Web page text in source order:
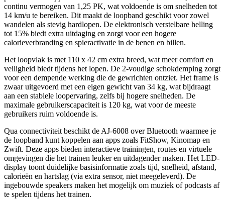
continu vermogen van 1,25 PK, wat voldoende is om snelheden tot
14 km/u te bereiken. Dit maakt de loopband geschikt voor zowel
wandelen als stevig hardlopen. De elektronisch verstelbare helling
tot 15% biedt extra uitdaging en zorgt voor een hogere
calorieverbranding en spieractivatie in de benen en billen.
Het loopvlak is met 110 x 42 cm extra breed, wat meer comfort en
veiligheid biedt tijdens het lopen. De 2-voudige schokdemping zorgt
voor een dempende werking die de gewrichten ontziet. Het frame is
zwaar uitgevoerd met een eigen gewicht van 34 kg, wat bijdraagt
aan een stabiele loopervaring, zelfs bij hogere snelheden. De
maximale gebruikerscapaciteit is 120 kg, wat voor de meeste
gebruikers ruim voldoende is.
Qua connectiviteit beschikt de AJ-6008 over Bluetooth waarmee je
de loopband kunt koppelen aan apps zoals FitShow, Kinomap en
Zwift. Deze apps bieden interactieve trainingen, routes en virtuele
omgevingen die het trainen leuker en uitdagender maken. Het LED-
display toont duidelijke basisinformatie zoals tijd, snelheid, afstand,
calorieën en hartslag (via extra sensor, niet meegeleverd). De
ingebouwde speakers maken het mogelijk om muziek of podcasts af
te spelen tijdens het trainen.